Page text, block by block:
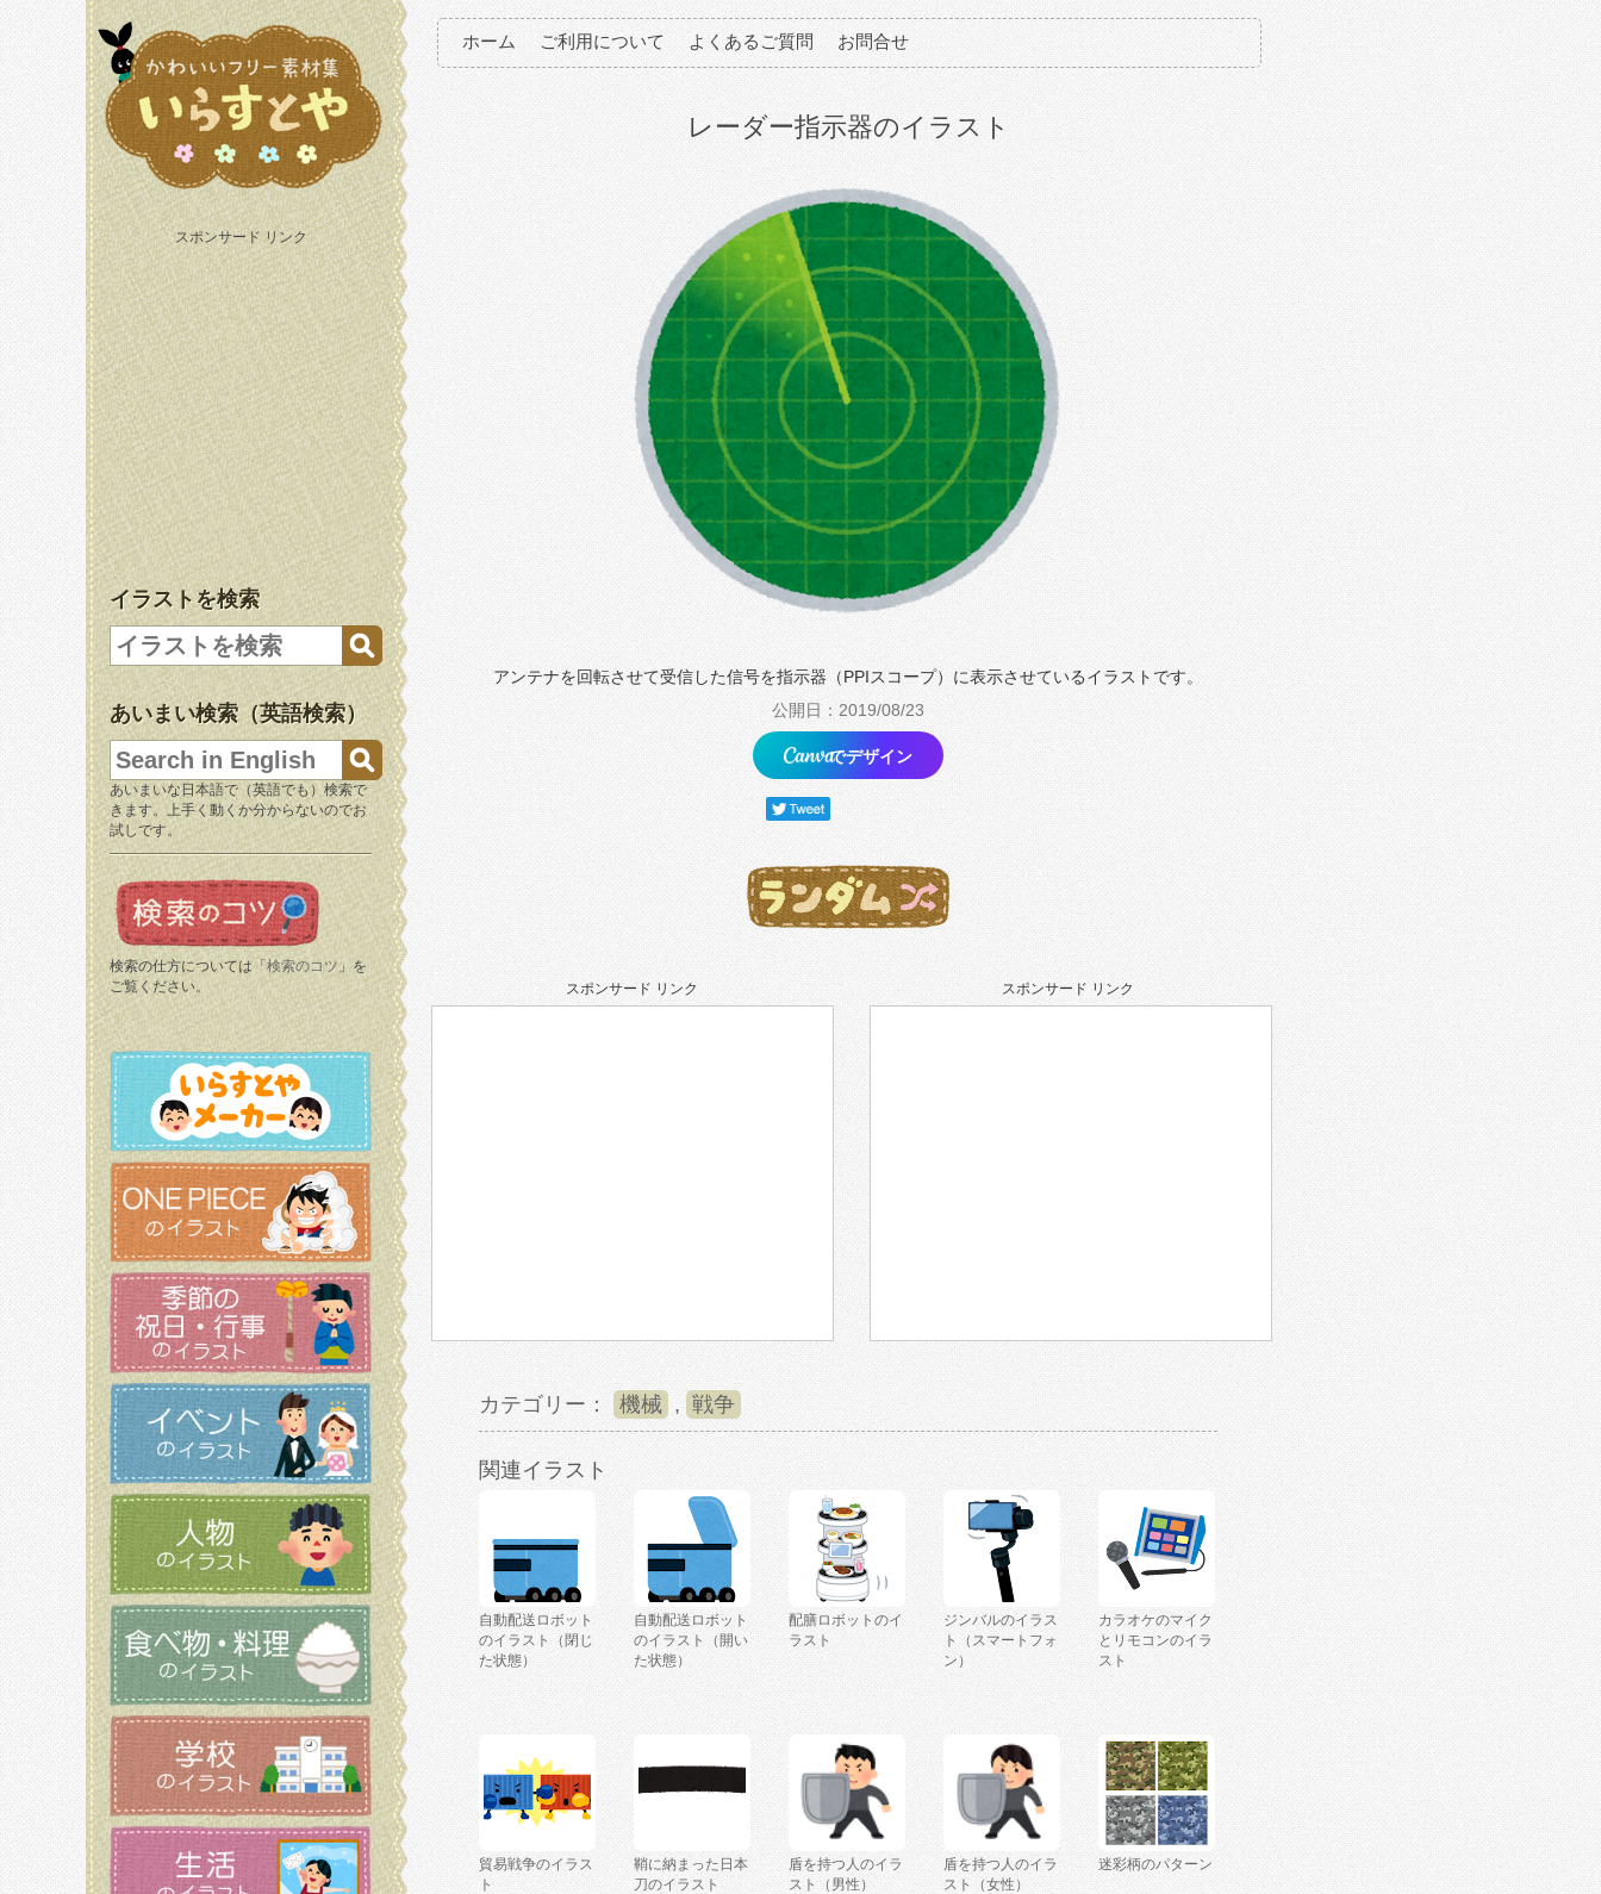
スポンサード リンク
イラストを検索
あいまい検索（英語検索）
あいまいな日本語で（英語でも）検索で
きます。上手く動くか分からないのでお
試しです。
検索の仕方については「 検索のコツ 」を
ご覧ください。
ホーム ご利用について よくあるご質問 お問合せ
レーダー指示器のイラスト
アンテナを回転させて受信した信号を指示器（PPIスコープ）に表示させているイラストです。
公開日：2019/08/23
でデザイン
スポンサード リンク スポンサード リンク
カテゴリー： 機械 , 戦争
関連イラスト
自動配送ロボット
のイラスト（閉じ
た状態）
自動配送ロボット
のイラスト（開い
た状態）
配膳ロボットのイ
ラスト
ジンバルのイラス
ト（スマートフォ
ン）
カラオケのマイク
とリモコンのイラ
スト
貿易戦争のイラス
ト
鞘に納まった日本
刀のイラスト
盾を持つ人のイラ
スト（男性）
盾を持つ人のイラ
スト（女性）
迷彩柄のパターン